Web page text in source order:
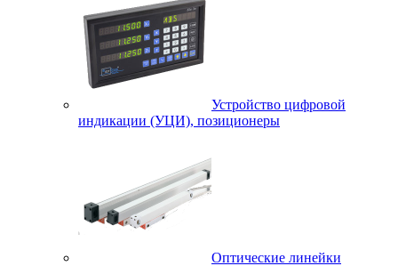
Устройство цифровой
индикации (УЦИ), позиционеры
Оптические линейки